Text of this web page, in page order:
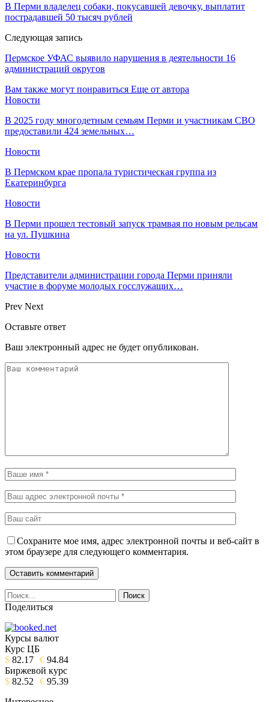
В Перми владелец собаки, покусавшей девочку, выплатит
пострадавшей 50 тысяч рублей
Следующая запись
Пермское УФАС выявило нарушения в деятельности 16
администраций округов
Вам также могут понравиться Еще от автора
Новости
В 2025 году многодетным семьям Перми и участникам СВО
предоставили 424 земельных…
Новости
​В Пермском крае пропала туристическая группа из
Екатеринбурга
Новости
В Перми прошел тестовый запуск трамвая по новым рельсам
на ул. Пушкина
Новости
Представители администрации города Перми приняли
участие в форуме молодых госслужащих…
Prev Next
Оставьте ответ
Ваш электронный адрес не будет опубликован.
Сохраните мое имя, адрес электронной почты и веб-сайт в
этом браузере для следующего комментария.
Поделиться
Курсы валют
Курс ЦБ
$ 82.17 € 94.84
Биржевой курс
$ 82.52 € 95.39